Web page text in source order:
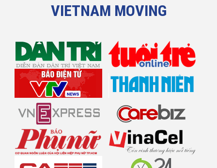
VIETNAM MOVING